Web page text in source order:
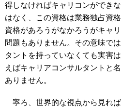
得しなければキャリコンができ
はなく、この資格は業務独占資
資格があろうがなかろうがキャ
問題もありません。その意味で
タントを持っていなくても実害
えばキャリアコンサルタントと
ありません。
寧ろ、世界的な視点から見れ